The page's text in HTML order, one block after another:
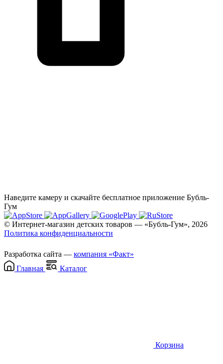
Наведите камеру и скачайте бесплатное приложение Бубль-
Гум
© Интернет-магазин детских товаров — «Бубль-Гум», 2026
Политика конфиденциальности
Разработка сайта — компания «Факт»
Главная
Каталог
Корзина